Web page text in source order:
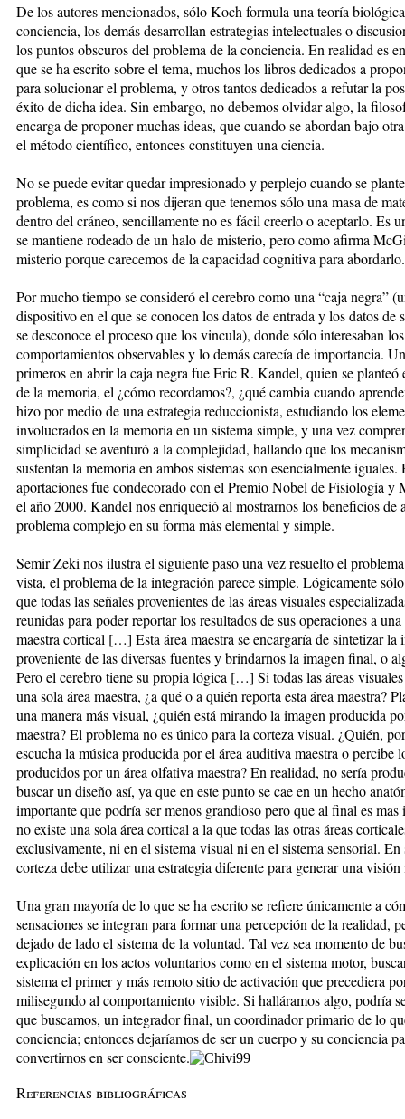
De los autores mencionados, sólo Koch formula una teoría
conciencia, los demás desarrollan estrategias intelectuales o
los puntos obscuros del problema de la conciencia. En realidad es
que se ha escrito sobre el tema, muchos los libros dedicados a
para solucionar el problema, y otros tantos dedicados a refutar la
éxito de dicha idea. Sin embargo, no debemos olvidar algo, la
encarga de proponer muchas ideas, que cuando se abordan bajo
el método científico, entonces constituyen una ciencia.
No se puede evitar quedar impresionado y perplejo cuando se
problema, es como si nos dijeran que tenemos sólo una masa de
dentro del cráneo, sencillamente no es fácil creerlo o aceptarlo. Es
se mantiene rodeado de un halo de misterio, pero como afirma
misterio porque carecemos de la capacidad cognitiva para abordarlo.
Por mucho tiempo se consideró el cerebro como una “caja negra”
dispositivo en el que se conocen los datos de entrada y los datos de
se desconoce el proceso que los vincula), donde sólo interesaban los
comportamientos observables y lo demás carecía de importancia.
primeros en abrir la caja negra fue Eric R. Kandel, quien se planteó
de la memoria, el ¿cómo recordamos?, ¿qué cambia cuando
hizo por medio de una estrategia reduccionista, estudiando los
involucrados en la memoria en un sistema simple, y una vez
simplicidad se aventuró a la complejidad, hallando que los
sustentan la memoria en ambos sistemas son esencialmente iguales.
aportaciones fue condecorado con el Premio Nobel de Fisiología y
el año 2000. Kandel nos enriqueció al mostrarnos los beneficios de
problema complejo en su forma más elemental y simple.
Semir Zeki nos ilustra el siguiente paso una vez resuelto el
vista, el problema de la integración parece simple. Lógicamente
que todas las señales provenientes de las áreas visuales
reunidas para poder reportar los resultados de sus operaciones a una
maestra cortical […] Esta área maestra se encargaría de sintetizar la
proveniente de las diversas fuentes y brindarnos la imagen final, o
Pero el cerebro tiene su propia lógica […] Si todas las áreas
una sola área maestra, ¿a qué o a quién reporta esta área maestra?
una manera más visual, ¿quién está mirando la imagen producida
maestra? El problema no es único para la corteza visual. ¿Quién,
escucha la música producida por el área auditiva maestra o percibe
producidos por un área olfativa maestra? En realidad, no sería
buscar un diseño así, ya que en este punto se cae en un hecho
importante que podría ser menos grandioso pero que al final es
no existe una sola área cortical a la que todas las otras áreas
exclusivamente, ni en el sistema visual ni en el sistema sensorial. En
corteza debe utilizar una estrategia diferente para generar una visión
Una gran mayoría de lo que se ha escrito se refiere únicamente a
sensaciones se integran para formar una percepción de la realidad,
dejado de lado el sistema de la voluntad. Tal vez sea momento de
explicación en los actos voluntarios como en el sistema motor,
sistema el primer y más remoto sitio de activación que precediera
milisegundo al comportamiento visible. Si halláramos algo, podría
que buscamos, un integrador final, un coordinador primario de lo
conciencia; entonces dejaríamos de ser un cuerpo y su conciencia
convertirnos en ser consciente.
Referencias bibliográficas